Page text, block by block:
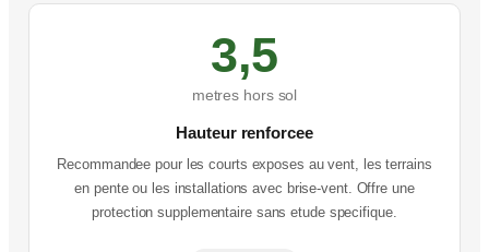
3,5
metres hors sol
Hauteur renforcee
Recommandee pour les courts exposes au vent, les terrains
en pente ou les installations avec brise-vent. Offre une
protection supplementaire sans etude specifique.